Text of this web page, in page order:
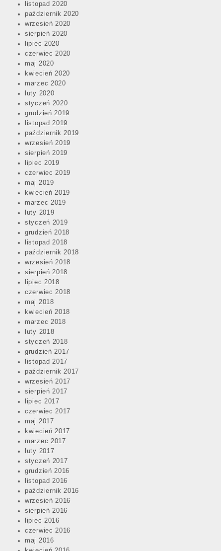
listopad 2020
październik 2020
wrzesień 2020
sierpień 2020
lipiec 2020
czerwiec 2020
maj 2020
kwiecień 2020
marzec 2020
luty 2020
styczeń 2020
grudzień 2019
listopad 2019
październik 2019
wrzesień 2019
sierpień 2019
lipiec 2019
czerwiec 2019
maj 2019
kwiecień 2019
marzec 2019
luty 2019
styczeń 2019
grudzień 2018
listopad 2018
październik 2018
wrzesień 2018
sierpień 2018
lipiec 2018
czerwiec 2018
maj 2018
kwiecień 2018
marzec 2018
luty 2018
styczeń 2018
grudzień 2017
listopad 2017
październik 2017
wrzesień 2017
sierpień 2017
lipiec 2017
czerwiec 2017
maj 2017
kwiecień 2017
marzec 2017
luty 2017
styczeń 2017
grudzień 2016
listopad 2016
październik 2016
wrzesień 2016
sierpień 2016
lipiec 2016
czerwiec 2016
maj 2016